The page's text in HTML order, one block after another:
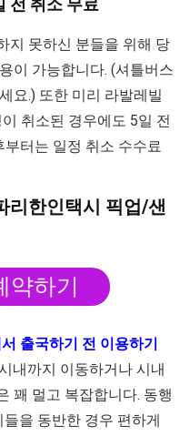
지 못하신 분들을 위해 당
이 가능합니다. (셔틀버스
요.) 또한 미리 라발레빌
취소된 경우에도 5일 전
터는 일정 취소 수수료
리한인택시 픽업/샌
약하기
출국하기 전 이용하기
내까지 이동하거나 시내
꽤 멀고 복잡합니다. 동행
을 동반한 경우 편하게